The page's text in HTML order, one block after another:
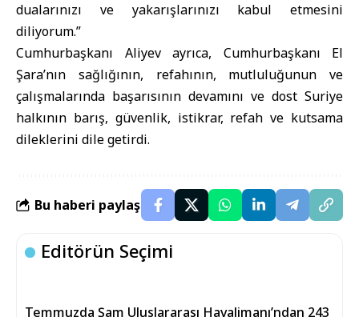
dualarınızı ve yakarışlarınızı kabul etmesini
diliyorum.”
Cumhurbaşkanı Aliyev ayrıca, Cumhurbaşkanı El
Şara’nın sağlığının, refahının, mutluluğunun ve
çalışmalarında başarısının devamını ve dost Suriye
halkının barış, güvenlik, istikrar, refah ve kutsama
dileklerini dile getirdi.
Bu haberi paylaş
Editörün Seçimi
Temmuzda Şam Uluslararası Havalimanı’ndan 243